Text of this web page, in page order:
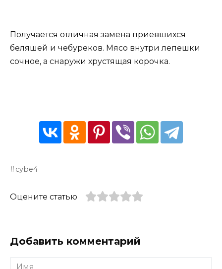
Получается отличная замена приевшихся
беляшей и чебуреков. Мясо внутри лепешки
сочное, а снаружи хрустящая корочка.
cybe4
Оцените статью
Добавить комментарий
Имя